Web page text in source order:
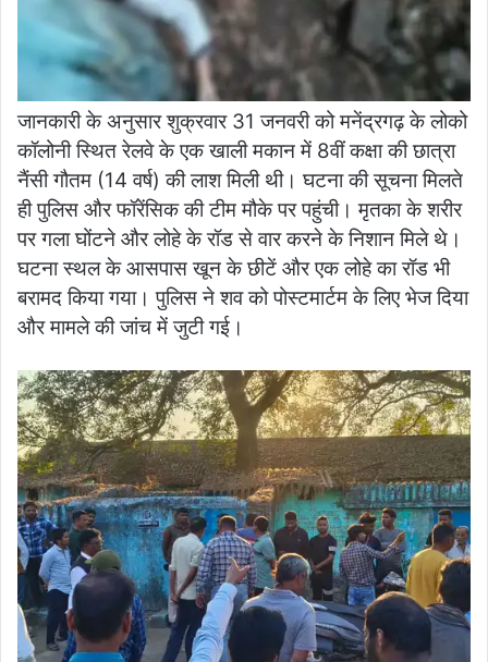
जानकारी के अनुसार शुक्रवार 31 जनवरी को मनेंद्रगढ़ के लोको
कॉलोनी स्थित रेलवे के एक खाली मकान में 8वीं कक्षा की छात्रा
नैंसी गौतम (14 वर्ष) की लाश मिली थी। घटना की सूचना मिलते
ही पुलिस और फॉरेंसिक की टीम मौके पर पहुंची। मृतका के शरीर
पर गला घोंटने और लोहे के रॉड से वार करने के निशान मिले थे।
घटना स्थल के आसपास खून के छीटें और एक लोहे का रॉड भी
बरामद किया गया। पुलिस ने शव को पोस्टमार्टम के लिए भेज दिया
और मामले की जांच में जुटी गई।